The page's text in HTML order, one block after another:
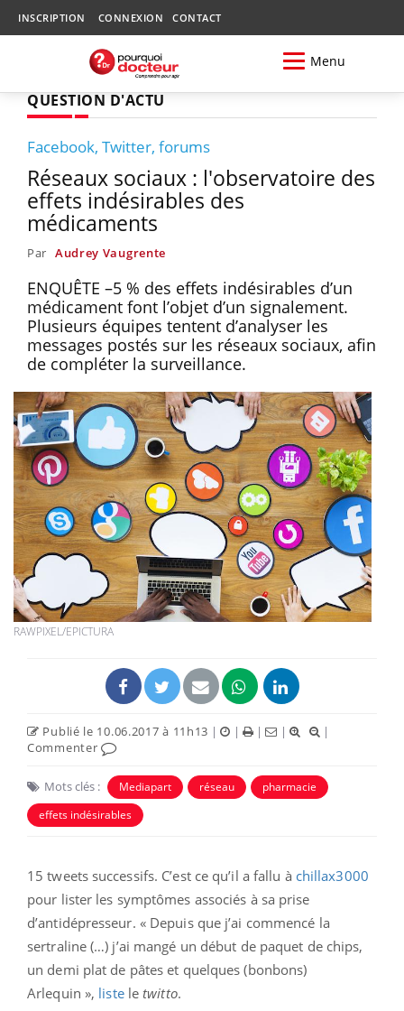
INSCRIPTION CONNEXION CONTACT
Menu
QUESTION D'ACTU
Facebook, Twitter, forums
Réseaux sociaux : l'observatoire des
effets indésirables des
médicaments
Par Audrey Vaugrente
ENQUÊTE –5 % des effets indésirables d’un
médicament font l’objet d’un signalement.
Plusieurs équipes tentent d’analyser les
messages postés sur les réseaux sociaux, afin
de compléter la surveillance.
RAWPIXEL/EPICTURA
Publié le 10.06.2017 à 11h13 | | | |
|
Commenter
Mots clés : Mediapart réseau
pharmacie
effets indésirables
15 tweets successifs. C’est ce qu’il a fallu à chillax3000
pour lister les symptômes associés à sa prise
d’antidépresseur. « Depuis que j’ai commencé la
sertraline (…) j’ai mangé un début de paquet de chips,
un demi plat de pâtes et quelques (bonbons)
Arlequin », listeletwitto.